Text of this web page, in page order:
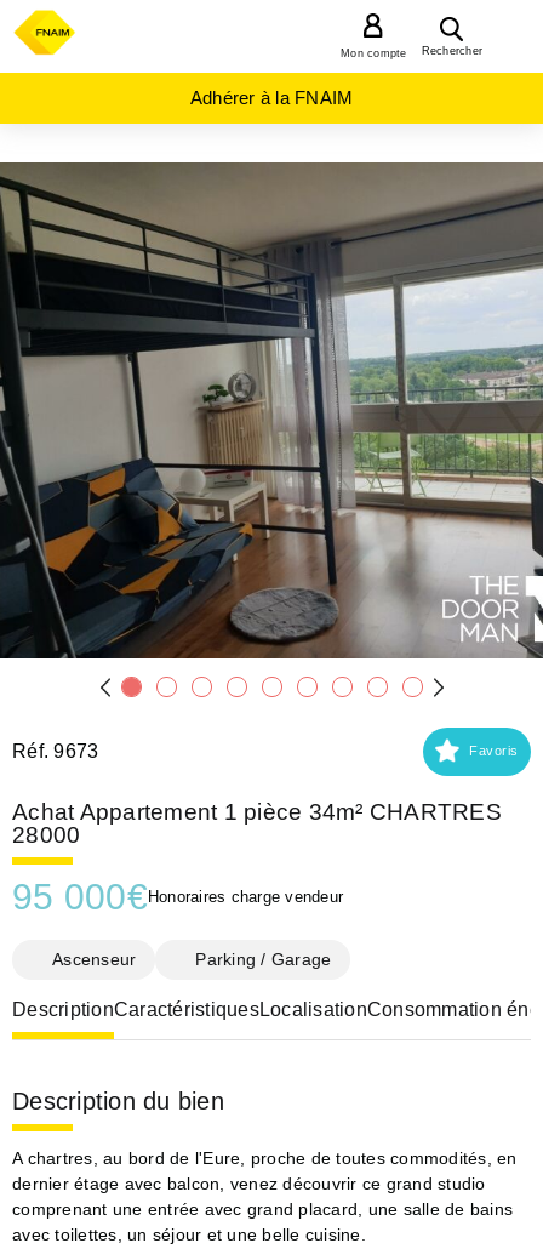
Rechercher
Mon compte
Adhérer à la FNAIM
ACHAT
APPARTEMENT
CENTRE-
VAL-DE-
LOIRE
EURE-
ET-
LOIR
(28)
CHARTRES
(28000)
Réf. 9673 Favoris
Achat Appartement 1 pièce 34m² CHARTRES
28000
95 000€ Honoraires charge vendeur
Ascenseur Parking / Garage
DescriptionCaractéristiquesLocalisationConsommation
Description du bien
A chartres, au bord de l'Eure, proche de toutes commodités, en
dernier étage avec balcon, venez découvrir ce grand studio
comprenant une entrée avec grand placard, une salle de bains
avec toilettes, un séjour et une belle cuisine.